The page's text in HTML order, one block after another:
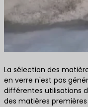
La sélection des
en verre n'est pas
différentes utilisations
des matières